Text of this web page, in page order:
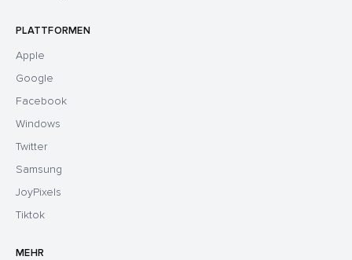
PLATTFORMEN
Apple
Google
Facebook
Windows
Twitter
Samsung
JoyPixels
Tiktok
MEHR